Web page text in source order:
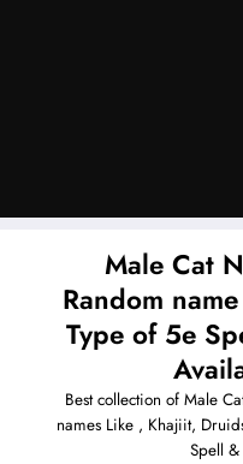
Male Cat
Random
Type of 5e
Best collection of Male
names Like , Khajiit,
Spell